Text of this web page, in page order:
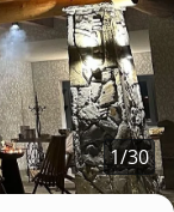
1/30